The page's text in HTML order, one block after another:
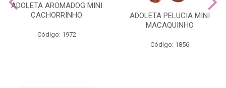
ADOLETA AROMADOG MINI
CACHORRINHO
Código: 1972
ADOLETA PELUCIA MINI
MACAQUINHO
Código: 1856